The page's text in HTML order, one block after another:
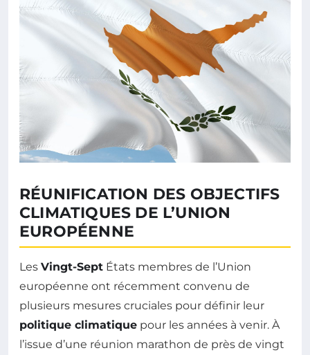
RÉUNIFICATION DES OBJECTIFS
CLIMATIQUES DE L’UNION
EUROPÉENNE
Les Vingt-Sept États membres de l’Union
européenne ont récemment convenu de
plusieurs mesures cruciales pour définir leur
politique climatique pour les années à venir. À
l’issue d’une réunion marathon de près de vingt